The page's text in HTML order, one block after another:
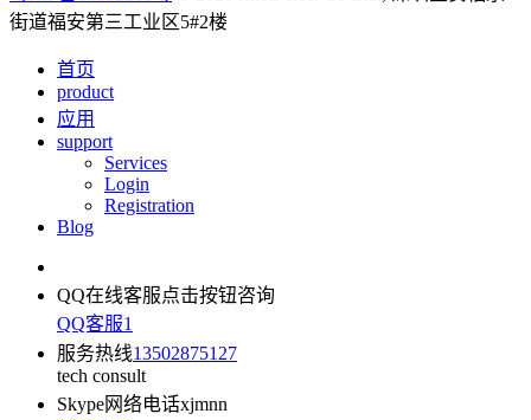
街道福安第三工业区5#2楼
首页
product
应用
support
Services
Login
Registration
Blog
QQ在线客服点击按钮咨询
QQ客服1
服务热线13502875127
tech consult
Skype网络电话xjmnn